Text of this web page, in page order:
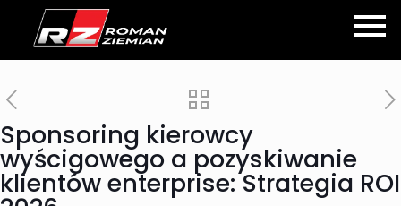
Sponsoring kierowcy
wyścigowego a pozyskiwanie
klientów enterprise: Strategia ROI